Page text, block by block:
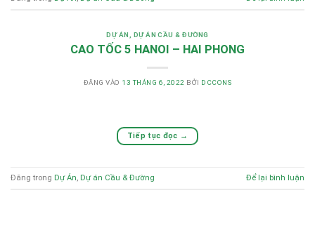
DỰ ÁN DỰ ÁN CẦU & ĐƯỜNG
CAO TỐC 5 HANOI – HAI PHONG
ĐĂNG VÀO 13 THÁNG 6, 2022 BỞI DCCONS
Tiếp tục đọc →
Đăng trong Dự Án, Dự án Cầu & Đường Để lại bình luận